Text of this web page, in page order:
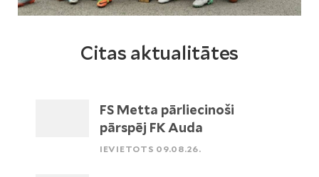
Citas aktualitātes
FS Metta pārliecinoši
pārspēj FK Auda
IEVIETOTS 09.08.26.